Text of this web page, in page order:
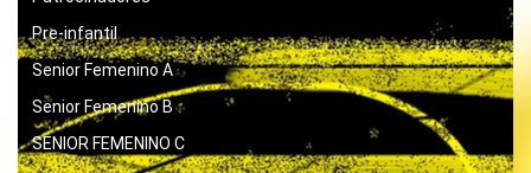
Pre-infantil
Senior Femenino A
Senior Femenino B
SENIOR FEMENINO C